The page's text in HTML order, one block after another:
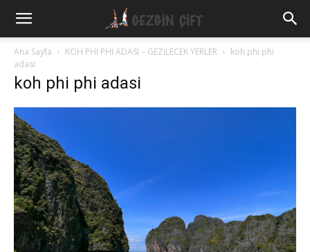
Gezgin
Ana Sayfa KOH PHI PHI ADASI – GEZİLECEK YERLER
koh phi phi
adasi
koh phi phi adasi